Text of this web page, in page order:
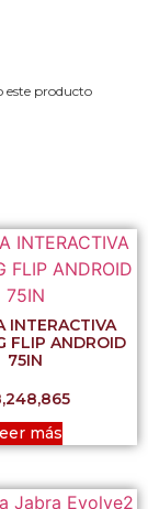
este producto
INTERACTIVA
FLIP ANDROID
75IN
más